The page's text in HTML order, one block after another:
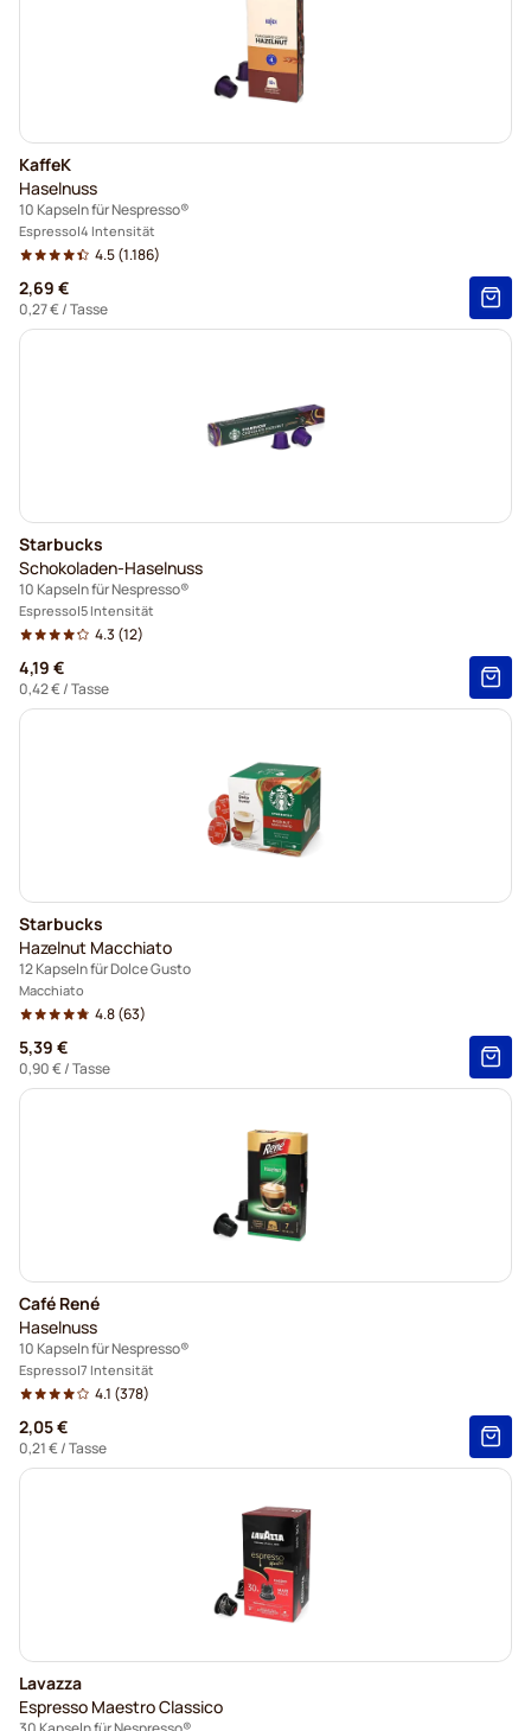
KaffeK
Haselnuss
10 Kapseln für Nespresso®
Espresso 4 Intensität
4.5(1.186)
2,69 €
0,27 €/ Tasse
Starbucks
Schokoladen-Haselnuss
10 Kapseln für Nespresso®
Espresso 5 Intensität
4.3 (12)
4,19 €
0,42 €/ Tasse
Starbucks
Hazelnut Macchiato
12 Kapseln für Dolce Gusto
Macchiato
4.8(63)
5,39 €
0,90 €/ Tasse
Café René
Haselnuss
10 Kapseln für Nespresso®
Espresso 7 Intensität
4.1 (378)
2,05 €
0,21 €/ Tasse
Lavazza
Espresso Maestro Classico